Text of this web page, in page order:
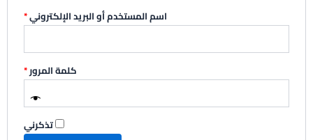
اسم المستخدم أو البريد الإلكتروني*
كلمة المرور*
تذكرني